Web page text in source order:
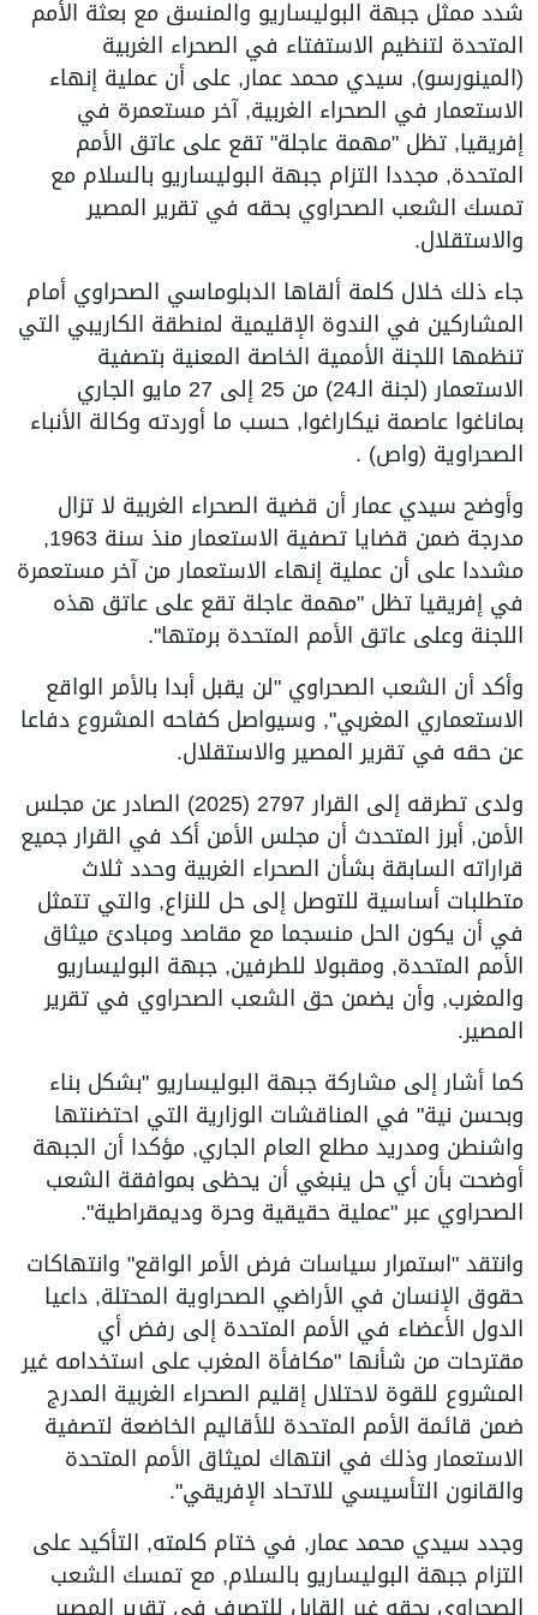
شدد ممثل جبهة البوليساريو والمنسق مع بعثة الأمم
المتحدة لتنظيم الاستفتاء في الصحراء الغربية
(المينورسو), سيدي محمد عمار, على أن عملية إنهاء
الاستعمار في الصحراء الغربية, آخر مستعمرة في
إفريقيا, تظل "مهمة عاجلة" تقع على عاتق الأمم
المتحدة, مجددا التزام جبهة البوليساريو بالسلام مع
تمسك الشعب الصحراوي بحقه في تقرير المصير
والاستقلال.
جاء ذلك خلال كلمة ألقاها الدبلوماسي الصحراوي أمام
المشاركين في الندوة الإقليمية لمنطقة الكاريبي التي
تنظمها اللجنة الأممية الخاصة المعنية بتصفية
الاستعمار (لجنة الـ24) من 25 إلى 27 مايو الجاري
بماناغوا عاصمة نيكاراغوا, حسب ما أوردته وكالة الأنباء
الصحراوية (واص) .
وأوضح سيدي عمار أن قضية الصحراء الغربية لا تزال
مدرجة ضمن قضايا تصفية الاستعمار منذ سنة 1963,
مشددا على أن عملية إنهاء الاستعمار من آخر مستعمرة
في إفريقيا تظل "مهمة عاجلة تقع على عاتق هذه
اللجنة وعلى عاتق الأمم المتحدة برمتها".
وأكد أن الشعب الصحراوي "لن يقبل أبدا بالأمر الواقع
الاستعماري المغربي", وسيواصل كفاحه المشروع دفاعا
عن حقه في تقرير المصير والاستقلال.
ولدى تطرقه إلى القرار 2797 (2025) الصادر عن مجلس
الأمن, أبرز المتحدث أن مجلس الأمن أكد في القرار جميع
قراراته السابقة بشأن الصحراء الغربية وحدد ثلاث
متطلبات أساسية للتوصل إلى حل للنزاع, والتي تتمثل
في أن يكون الحل منسجما مع مقاصد ومبادئ ميثاق
الأمم المتحدة, ومقبولا للطرفين, جبهة البوليساريو
والمغرب, وأن يضمن حق الشعب الصحراوي في تقرير
المصير.
كما أشار إلى مشاركة جبهة البوليساريو "بشكل بناء
وبحسن نية" في المناقشات الوزارية التي احتضنتها
واشنطن ومدريد مطلع العام الجاري, مؤكدا أن الجبهة
أوضحت بأن أي حل ينبغي أن يحظى بموافقة الشعب
الصحراوي عبر "عملية حقيقية وحرة وديمقراطية".
وانتقد "استمرار سياسات فرض الأمر الواقع" وانتهاكات
حقوق الإنسان في الأراضي الصحراوية المحتلة, داعيا
الدول الأعضاء في الأمم المتحدة إلى رفض أي
مقترحات من شأنها "مكافأة المغرب على استخدامه غير
المشروع للقوة لاحتلال إقليم الصحراء الغربية المدرج
ضمن قائمة الأمم المتحدة للأقاليم الخاضعة لتصفية
الاستعمار وذلك في انتهاك لميثاق الأمم المتحدة
والقانون التأسيسي للاتحاد الإفريقي".
وجدد سيدي محمد عمار, في ختام كلمته, التأكيد على
التزام جبهة البوليساريو بالسلام, مع تمسك الشعب